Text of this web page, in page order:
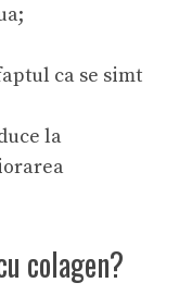
ca se simt
la
colagen?